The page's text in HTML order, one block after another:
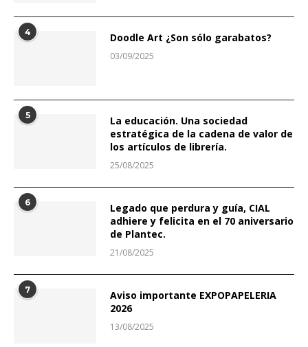
4 Doodle Art ¿Son sólo garabatos?
03/09/2025
5
La educación. Una sociedad
estratégica de la cadena de valor de
los artículos de librería.
25/08/2025
6
Legado que perdura y guía, CIAL
adhiere y felicita en el 70 aniversario
de Plantec.
21/08/2025
7
Aviso importante EXPOPAPELERIA
2026
13/08/2025